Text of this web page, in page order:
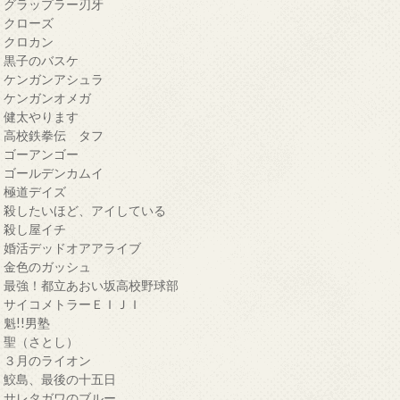
グラップラー刃牙
クローズ
クロカン
黒子のバスケ
ケンガンアシュラ
ケンガンオメガ
健太やります
高校鉄拳伝 タフ
ゴーアンゴー
ゴールデンカムイ
極道デイズ
殺したいほど、アイしている
殺し屋イチ
婚活デッドオアアライブ
金色のガッシュ
最強！都立あおい坂高校野球部
サイコメトラーＥＩＪＩ
魁!!男塾
聖（さとし）
３月のライオン
鮫島、最後の十五日